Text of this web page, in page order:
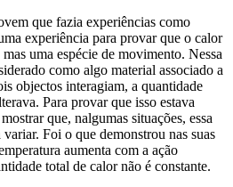
que fazia experiências como
experiência para provar que o calor
uma espécie de movimento. Nessa
como algo material associado a
objectos interagiam, a quantidade
Para provar que isso estava
que, nalgumas situações, essa
Foi o que demonstrou nas suas
aumenta com a ação
total de calor não é constante.